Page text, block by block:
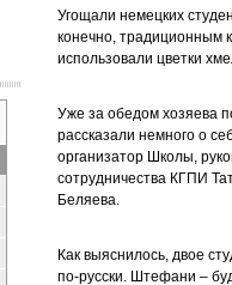
Угощали немецких
конечно, традиционным
использовали цветки
Уже за обедом хозяева
рассказали немного о
организатор Школы,
сотрудничества КГПИ
Беляева.
Как выяснилось, двое
по-русски. Штефани –